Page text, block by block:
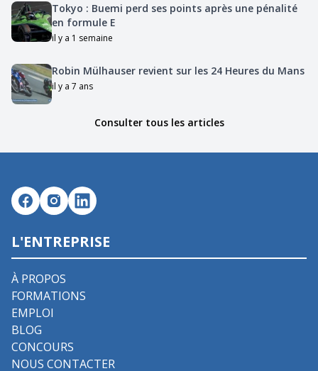
Tokyo : Buemi perd ses points après une pénalité
en formule E
il y a 1 semaine
Robin Mülhauser revient sur les 24 Heures du Mans
il y a 7 ans
Consulter tous les articles
L'ENTREPRISE
À PROPOS
FORMATIONS
EMPLOI
BLOG
CONCOURS
NOUS CONTACTER